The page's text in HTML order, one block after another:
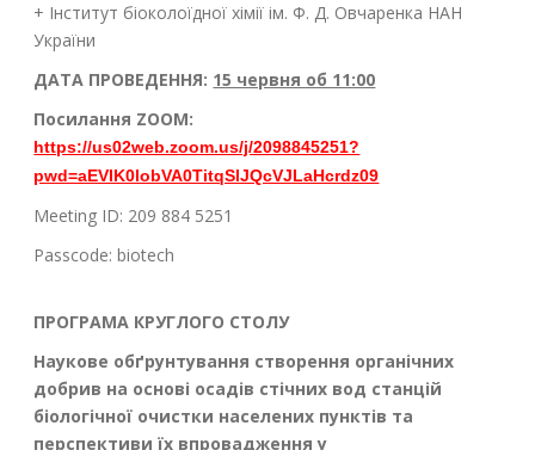
+ Інститут біоколоїдної хімії ім. Ф. Д. Овчаренка НАН
України
ДАТА ПРОВЕДЕННЯ: 15 червня об 11:00
Посилання ZOOM:
https://us02web.zoom.us/j/2098845251?
pwd=aEVIK0lobVA0TitqSlJQcVJLaHcrdz09
Meeting ID: 209 884 5251
Passcode: biotech
ПРОГРАМА КРУГЛОГО СТОЛУ
Наукове обґрунтування створення органічних
добрив на основі осадів стічних вод станцій
біологічної очистки населених пунктів та
перспективи їх впровадження у